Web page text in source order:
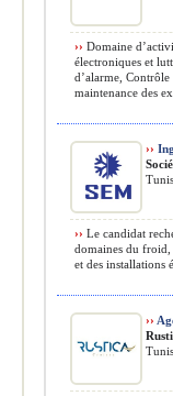
›› Domaine
électroniques et
d’alarme,
maintenance des
››
›› Le candidat
domaines du
et des installations
››